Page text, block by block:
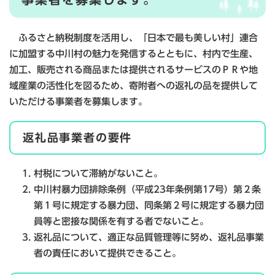
ふるさと納税制度を活用し、「日本で最も美しい村」連合
に加盟する中川村の魅力を発信するとともに、村内で生産、
加工、販売される商品または提供されるサービスのＰＲや地
域産業の活性化を図るため、寄附者への返礼の品を提供して
いただける事業者を募集します。
返礼品事業者の要件
村税について滞納がないこと。
中川村暴力団排除条例（平成23年条例第17号）第２条
第１号に規定する暴力団、同条第２号に規定する暴力団
員等と密接な関係を有する者でないこと。
返礼品について、適正な品質管理等に努め、返礼品事業
者の責任において提供できること。